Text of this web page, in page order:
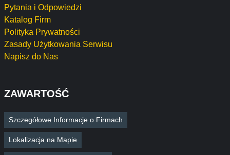
Pytania i Odpowiedzi
Katalog Firm
Polityka Prywatności
Zasady Użytkowania Serwisu
Napisz do Nas
ZAWARTOŚĆ
Szczegółowe Informacje o Firmach
Lokalizacja na Mapie